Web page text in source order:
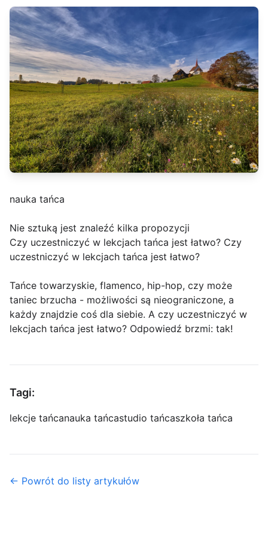
nauka tańca
Nie sztuką jest znaleźć kilka propozycji
Czy uczestniczyć w lekcjach tańca jest łatwo? Czy
uczestniczyć w lekcjach tańca jest łatwo?
Tańce towarzyskie, flamenco, hip-hop, czy może
taniec brzucha - możliwości są nieograniczone, a
każdy znajdzie coś dla siebie. A czy uczestniczyć w
lekcjach tańca jest łatwo? Odpowiedź brzmi: tak!
Tagi:
lekcje tańcanauka tańcastudio tańcaszkoła tańca
← Powrót do listy artykułów